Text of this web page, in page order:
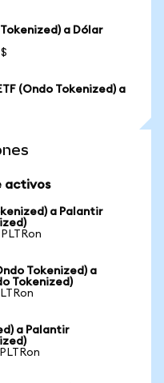
a Dólar
(Ondo Tokenized) a
activos
a Palantir
Tokenized) a
Tokenized)
a Palantir